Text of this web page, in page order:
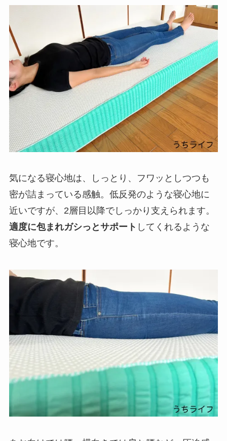
気になる寝心地は、しっとり、フワッとしつつも
密が詰まっている感触。低反発のような寝心地に
近いですが、2層目以降でしっかり支えられます。
適度に包まれガシっとサポート してくれるような
寝心地です。